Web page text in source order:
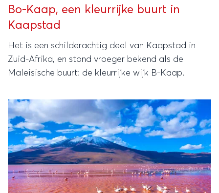
Bo-Kaap, een kleurrijke buurt in
Kaapstad
Het is een schilderachtig deel van Kaapstad in
Zuid-Afrika, en stond vroeger bekend als de
Maleisische buurt: de kleurrijke wijk B-Kaap.